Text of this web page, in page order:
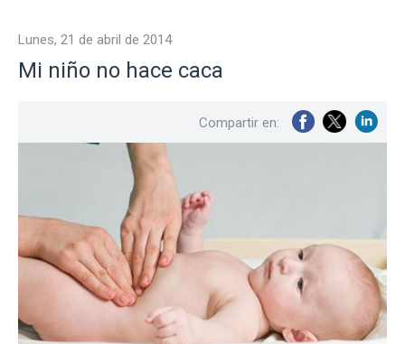
lunes, 21 de abril de 2014
Mi niño no hace caca
Compartir en: